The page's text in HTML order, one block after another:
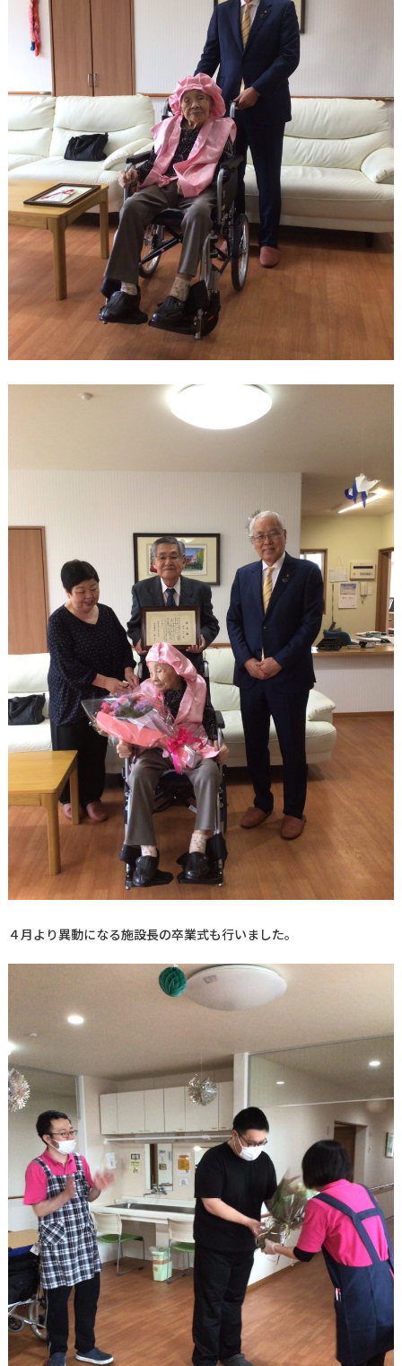
４月より異動になる施設長の卒業式も行いました。